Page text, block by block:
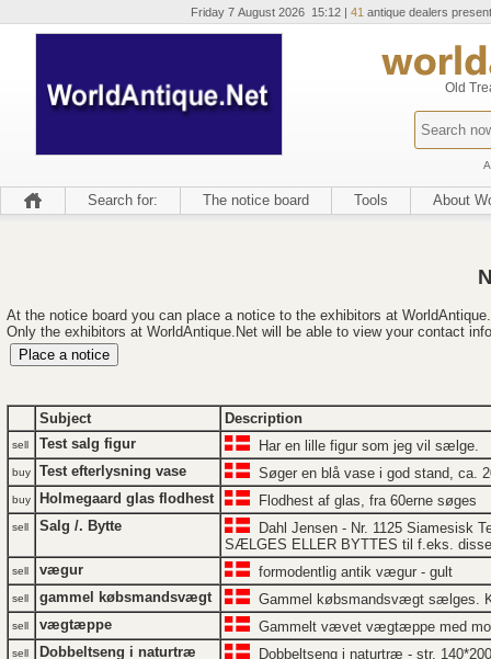
Friday 7 August 2026 15:12 | 41 antique dealers
Old
Search for: The notice board Tools About
At the notice board you can place a notice to the exhibitors at
Only the exhibitors at WorldAntique.Net will be able to view your contact
Subject Description
sell Test salg figur Har en lille figur som jeg vil sælge.
buy Test efterlysning vase Søger en blå vase i god stand, ca.
buy Holmegaard glas flodhest Flodhest af glas, fra 60erne søges
sell Salg /. Bytte
Dahl Jensen - Nr. 1125 Siamesisk
SÆLGES ELLER BYTTES til f.eks.
sell vægur formodentlig antik vægur - gult
sell gammel købsmandsvægt Gammel købsmandsvægt sælges.
sell vægtæppe Gammelt vævet vægtæppe med
sell Dobbeltseng i naturtræ Dobbeltseng i naturtræ - str.